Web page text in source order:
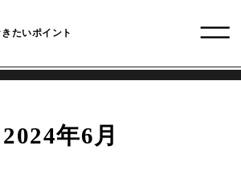
たいポイント
2024年6月